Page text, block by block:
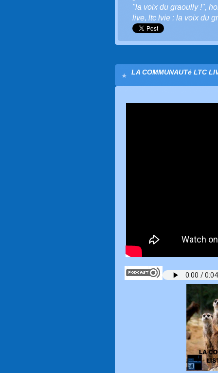
"la voix du graoully !",
live, ltc lvie : la voix du
LA COMMUNAUTé LTC